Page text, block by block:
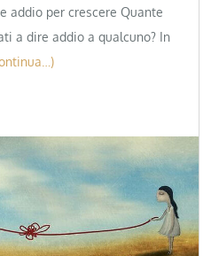
addio per crescere Quante
a dire addio a qualcuno? In